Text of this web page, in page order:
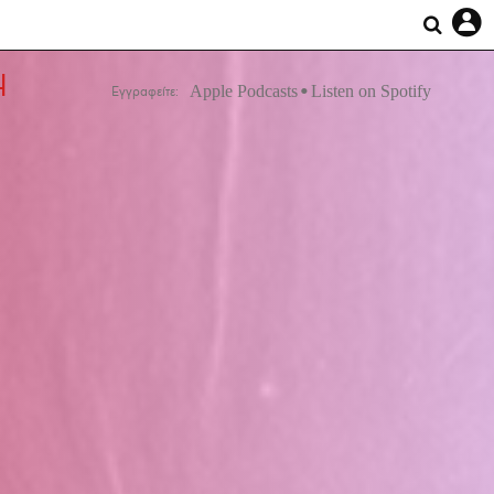
Εγγραφείτε: Apple Podcasts Listen on Spotify